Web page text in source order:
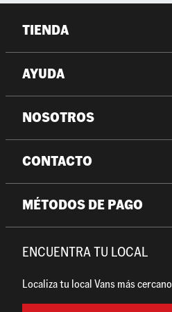
TIENDA
AYUDA
NOSOTROS
CONTACTO
MÉTODOS DE PAGO
ENCUENTRA TU LOCAL
Localiza tu local Vans más cercano